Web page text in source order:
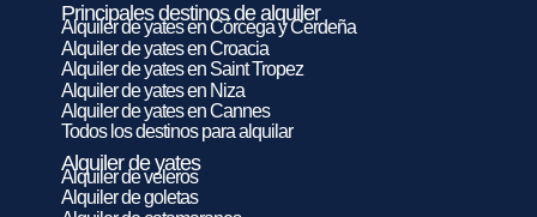
Principales destinos de alquiler
Alquiler de yates en Córcega y Cerdeña
Alquiler de yates en Croacia
Alquiler de yates en Saint Tropez
Alquiler de yates en Niza
Alquiler de yates en Cannes
Todos los destinos para alquilar
Alquiler de yates
Alquiler de veleros
Alquiler de goletas